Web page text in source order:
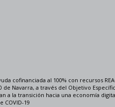
cofinanciada al 100% con recursos
Navarra, a través del Objetivo
a la transición hacia una economía
COVID-19